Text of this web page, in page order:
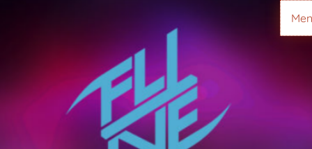
Openstage
Über
FlyBye